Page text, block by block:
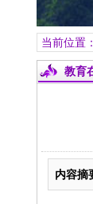
当前位置：
教育
内容摘